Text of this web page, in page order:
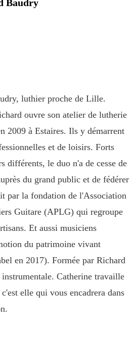
Baudry
luthier proche de Lille.
ouvre son atelier de lutherie
2009 à Estaires. Ils y démarrent
et de loisirs. Forts
différents, le duo n'a de cesse de
du grand public et de fédérer
par la fondation de l'Association
Guitare (APLG) qui regroupe
Et aussi musiciens
du patrimoine vivant
en 2017). Formée par Richard
Catherine travaille
elle qui vous encadrera dans